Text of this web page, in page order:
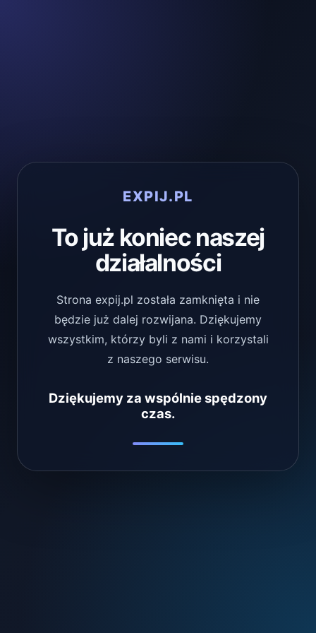
EXPIJ.PL
To już koniec naszej
działalności
Strona expij.pl została zamknięta i nie
będzie już dalej rozwijana. Dziękujemy
wszystkim, którzy byli z nami i korzystali
z naszego serwisu.
Dziękujemy za wspólnie spędzony
czas.